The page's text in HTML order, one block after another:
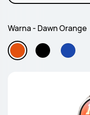
Warna - Dawn Orange